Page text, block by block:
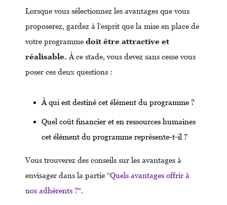
Lorsque vous sélectionnez les avantages que vous
proposerez, gardez à l’esprit que la mise en place de
votre programme doit être attractive et
réalisable. À ce stade, vous devez sans cesse vous
poser ces deux questions :
À qui est destiné cet élément du programme ?
Quel coût financier et en ressources humaines
cet élément du programme représente-t-il ?
Vous trouverez des conseils sur les avantages à
envisager dans la partie “Quels avantages offrir à
nos adhérents ?“.